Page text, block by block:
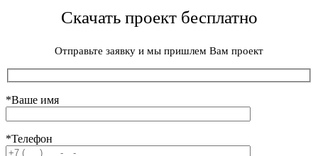
Скачать проект бесплатно
Отправьте заявку и мы пришлем Вам проект
*Ваше имя
*Телефон